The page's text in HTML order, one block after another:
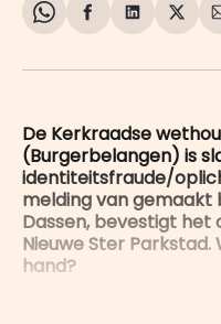
Share
WhatsApp
Delen
Facebook
Delen
LinkedIn
X
De Kerkraadse
(Burgerbelangen) is
identiteitsfraude/
melding van
Dassen, bevestigt het
Nieuwe Ster
hand?